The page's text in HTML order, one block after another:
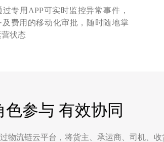
专用APP可实时监控异常事件，
及费用的移动化审批，随时随地掌
状态
色参与 有效协同
物流链云平台，将货主、承运商、司机、收